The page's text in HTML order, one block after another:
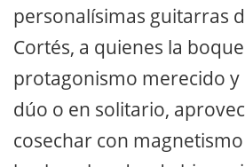
personalísimas guitarras
Cortés, a quienes la
protagonismo merecido y
dúo o en solitario,
cosechar con